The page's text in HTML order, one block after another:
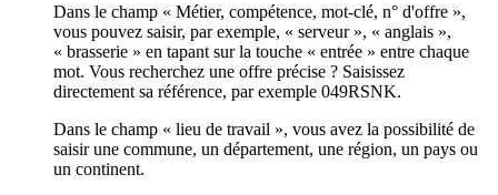
Dans le champ « Métier, compétence, mot-clé, n° d'offre »,
vous pouvez saisir, par exemple, « serveur », « anglais »,
« brasserie » en tapant sur la touche « entrée » entre chaque
mot. Vous recherchez une offre précise ? Saisissez
directement sa référence, par exemple 049RSNK.
Dans le champ « lieu de travail », vous avez la possibilité de
saisir une commune, un département, une région, un pays ou
un continent.